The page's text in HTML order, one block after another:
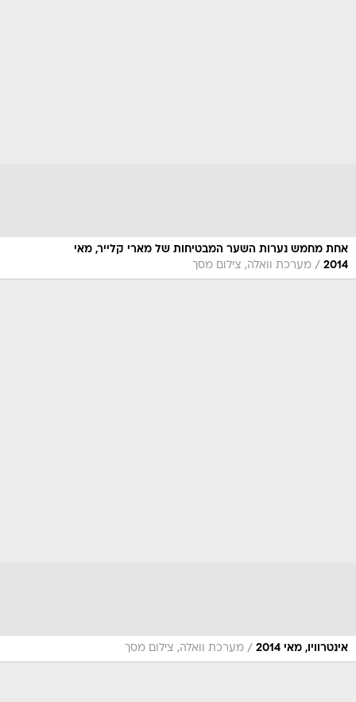
אחת מחמש נערות השער המבטיחות של מארי קלייר, מאי
2014
/ מערכת וואלה, צילום מסך
אינטרוויו, מאי 2014 / מערכת וואלה, צילום מסך